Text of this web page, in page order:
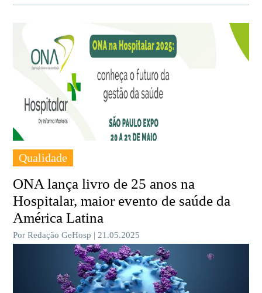
Qualidade
ONA lança livro de 25 anos na
Hospitalar, maior evento de saúde da
América Latina
Por Redação GeHosp | 21.05.2025